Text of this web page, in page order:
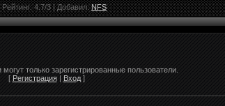
Рейтинг:4.7/3 | Добавил:NFS
только зарегистрированные пользователи.
[ Регистрация| Вход]